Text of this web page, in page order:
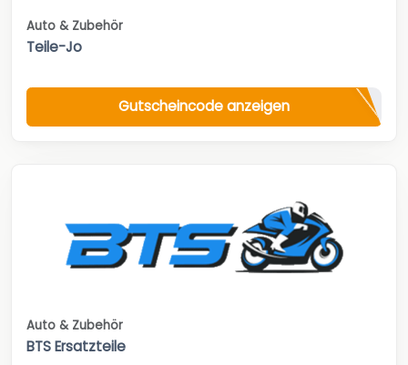
Auto & Zubehör
Teile-Jo
Gutscheincode anzeigen
Auto & Zubehör
BTS Ersatzteile